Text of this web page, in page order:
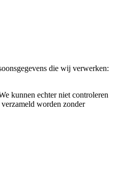
die wij verwerken:
kunnen echter niet controleren
worden zonder